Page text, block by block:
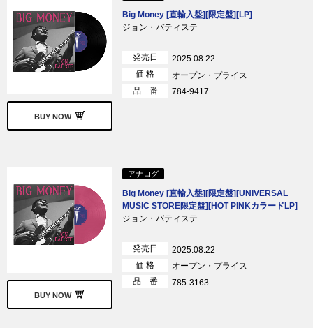
BUY NOW
Big Money [直輸入盤][限定盤][LP]
ジョン・バティステ
発売日
2025.08.22
価 格
オープン・プライス
品 番
784-9417
BUY NOW
アナログ
Big Money [直輸入盤][限定盤][UNIVERSAL
MUSIC STORE限定盤][HOT PINKカラードLP]
ジョン・バティステ
発売日
2025.08.22
価 格
オープン・プライス
品 番
785-3163